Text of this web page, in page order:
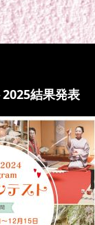
結果発表